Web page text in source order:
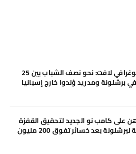
تحول ديموغرافي لافت: نحو نصف الشباب بين 25
على كامب نو الجديد لتحقيق القفزة
الاقتصادية لبرشلونة بعد خسائر تفوق 200 مليون